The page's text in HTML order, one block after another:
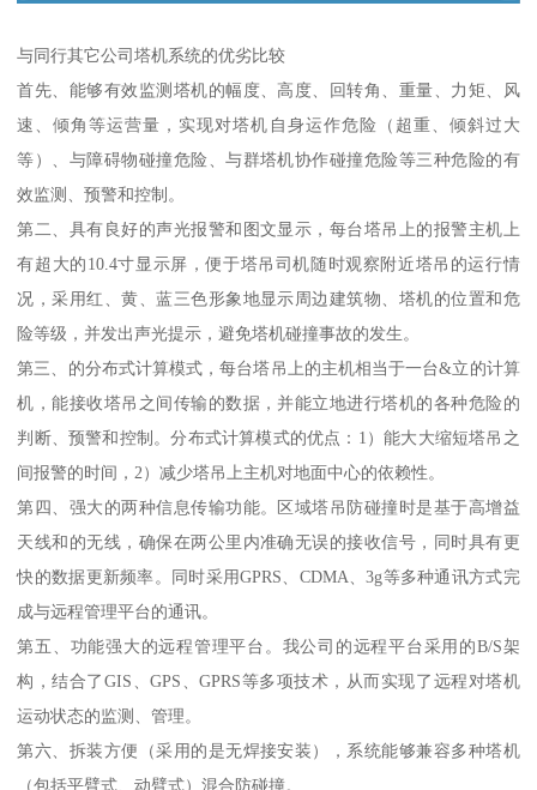
与同行其它公司塔机系统的优劣比较
首先、能够有效监测塔机的幅度、高度、回转角、重量、力矩、风
速、倾角等运营量，实现对塔机自身运作危险（超重、倾斜过大
等）、与障碍物碰撞危险、与群塔机协作碰撞危险等三种危险的有
效监测、预警和控制。
第二、具有良好的声光报警和图文显示，每台塔吊上的报警主机上
有超大的10.4寸显示屏，便于塔吊司机随时观察附近塔吊的运行情
况，采用红、黄、蓝三色形象地显示周边建筑物、塔机的位置和危
险等级，并发出声光提示，避免塔机碰撞事故的发生。
第三、的分布式计算模式，每台塔吊上的主机相当于一台&立的计算
机，能接收塔吊之间传输的数据，并能立地进行塔机的各种危险的
判断、预警和控制。分布式计算模式的优点：1）能大大缩短塔吊之
间报警的时间，2）减少塔吊上主机对地面中心的依赖性。
第四、强大的两种信息传输功能。区域塔吊防碰撞时是基于高增益
天线和的无线，确保在两公里内准确无误的接收信号，同时具有更
快的数据更新频率。同时采用GPRS、CDMA、3g等多种通讯方式完
成与远程管理平台的通讯。
第五、功能强大的远程管理平台。我公司的远程平台采用的B/S架
构，结合了GIS、GPS、GPRS等多项技术，从而实现了远程对塔机
运动状态的监测、管理。
第六、拆装方便（采用的是无焊接安装），系统能够兼容多种塔机
（包括平臂式、动臂式）混合防碰撞。